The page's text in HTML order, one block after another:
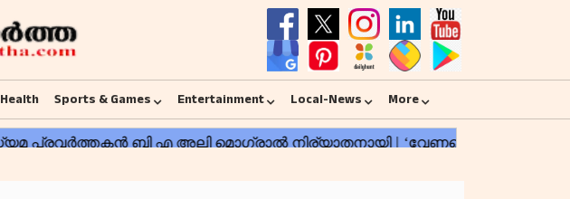
Health Sports & Games Entertainment Local-News More